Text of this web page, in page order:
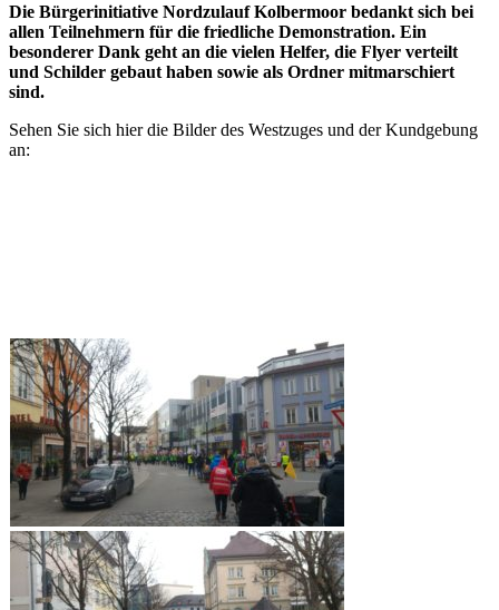
Die Bürgerinitiative Nordzulauf Kolbermoor bedankt sich bei
allen Teilnehmern für die friedliche Demonstration. Ein
besonderer Dank geht an die vielen Helfer, die Flyer verteilt
und Schilder gebaut haben sowie als Ordner mitmarschiert
sind.
Sehen Sie sich hier die Bilder des Westzuges und der Kundgebung
an: